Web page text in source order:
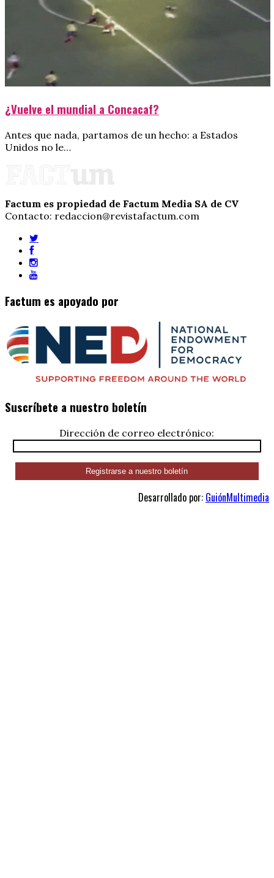
¿Vuelve el mundial a Concacaf?
Antes que nada, partamos de un hecho: a Estados
Unidos no le…
Factum es propiedad de Factum Media SA de CV
Contacto: redaccion@revistafactum.com
Factum es apoyado por
Suscríbete a nuestro boletín
Dirección de correo electrónico:
Desarrollado por: GuiónMultimedia